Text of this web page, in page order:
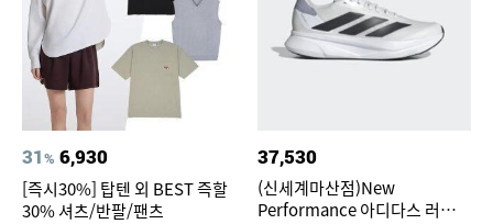
31% 6,930
[즉시30%] 탑텐 외 BEST 즉할
30% 셔츠/반팔/팬츠
37,530
(신세계마산점)New
Performance 아디다스 러닝화